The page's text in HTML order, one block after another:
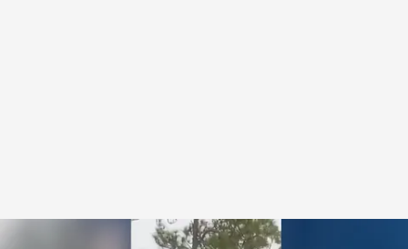
Así usan las críticas para potenciar su campaña electoral